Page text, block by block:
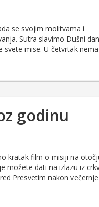
se svojim molitvama i
Sutra slavimo Dušni
svete mise. U četvrtak nema
godinu
kratak film o misiji na
možete dati na izlazu iz
Presvetim nakon večernje